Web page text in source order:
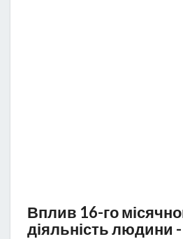
Вплив 16-го
діяльність людини